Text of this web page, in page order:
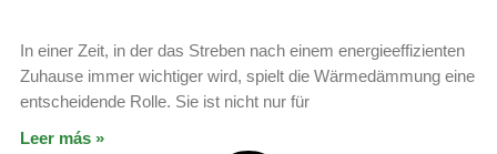
In einer Zeit, in der das Streben nach einem energieeffizienten
Zuhause immer wichtiger wird, spielt die Wärmedämmung eine
entscheidende Rolle. Sie ist nicht nur für
Leer más »